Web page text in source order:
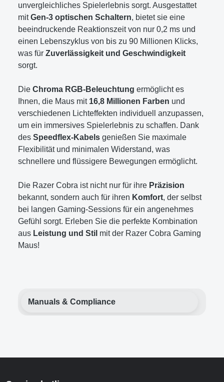
unvergleichliches Spielerlebnis sorgt. Ausgestattet
mitGen-3 optischen Schaltern, bietet sie eine
beeindruckende Reaktionszeit von nur 0,2 ms und
einen Lebenszyklus von bis zu 90 Millionen Klicks,
was für Zuverlässigkeit und Geschwindigkeit
sorgt.
Die Chroma RGB-Beleuchtung ermöglicht es
Ihnen, die Maus mit 16,8 Millionen Farben und
verschiedenen Lichteffekten individuell anzupassen,
um ein immersives Spielerlebnis zu schaffen. Dank
des Speedflex-Kabels genießen Sie maximale
Flexibilität und minimalen Widerstand, was
schnellere und flüssigere Bewegungen ermöglicht.
Die Razer Cobra ist nicht nur für ihre Präzision
bekannt, sondern auch für ihren Komfort, der selbst
bei langen Gaming-Sessions für ein angenehmes
Gefühl sorgt. Erleben Sie die perfekte Kombination
aus Leistung und Stil mit der Razer Cobra Gaming
Maus!
Manuals & Compliance